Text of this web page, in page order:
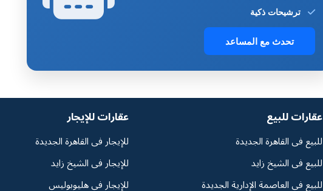
ترشيحات ذكية
تحدث مع المساعد
عقارات للبيع
للبيع فى القاهرة الجديدة
للبيع فى الشيخ زايد
للبيع فى العاصمة الإدارية الجديدة
عقارات للإيجار
للإيجار فى القاهرة الجديدة
للإيجار فى الشيخ زايد
للإيجار فى هليوبوليس